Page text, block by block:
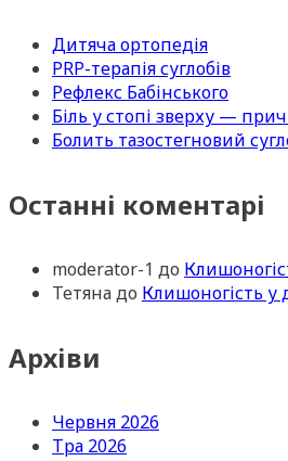
Дитяча ортопедія
PRP-терапія суглобів
Рефлекс Бабінського
Біль у стопі зверху —
Болить тазостегновий
Останні коментарі
moderator-1 до
Тетянадо Клишоногість у
Архіви
Червня 2026
Тра 2026